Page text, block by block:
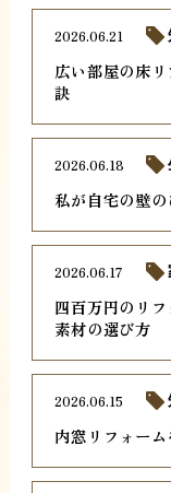
広い部屋の床
訣
2026.06.21
私が自宅の壁
2026.06.18
四百万円のリ
素材の選び方
2026.06.17
内窓リフォー
2026.06.15